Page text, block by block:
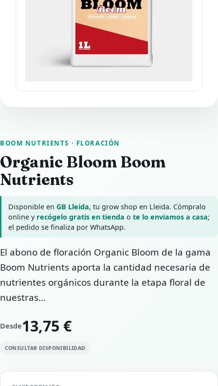
BOOM NUTRIENTS · FLORACIÓN
Organic Bloom Boom
Nutrients
Disponible enGB Lleida, tu grow shop en Lleida. Cómpralo
online y recógelo gratis en tienda ote lo enviamos a casa;
el pedido se finaliza por WhatsApp.
El abono de floración Organic Bloom de la gama
Boom Nutrients aporta la cantidad necesaria de
nutrientes orgánicos durante la etapa floral de
nuestras…
Desde13,75 €
CONSULTAR DISPONIBILIDAD